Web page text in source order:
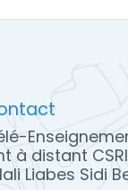
à distant
Liabes Sidi